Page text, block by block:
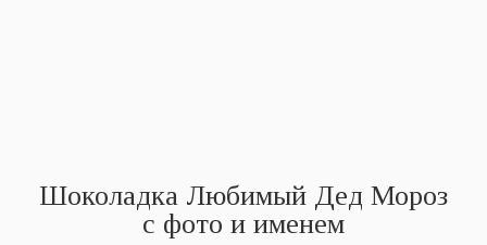
Шоколадка Любимый Дед Мороз
с фото и именем